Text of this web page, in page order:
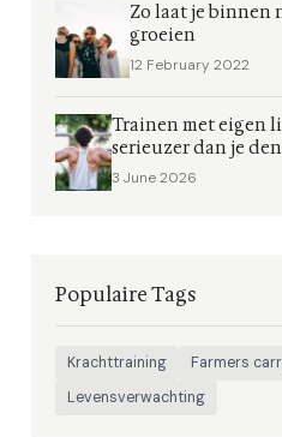
Zo laat je binnen
groeien
12 February 2022
Trainen met eigen
serieuzer dan je
3 June 2026
Populaire Tags
Krachttraining Farmers
Levensverwachting